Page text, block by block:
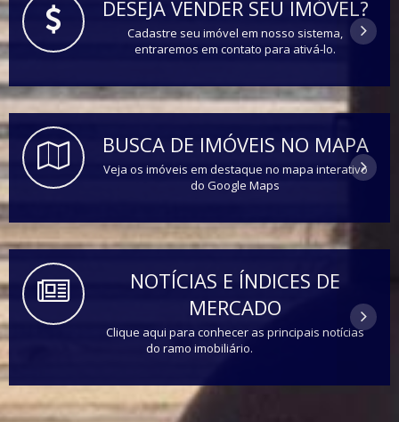
DESEJA VENDER SEU IMÓVEL?
Cadastre seu imóvel em nosso sistema,
entraremos em contato para ativá-lo.
BUSCA DE IMÓVEIS NO MAPA
Veja os imóveis em destaque no mapa interativo
do Google Maps
NOTÍCIAS E ÍNDICES DE
MERCADO
Clique aqui para conhecer as principais notícias
do ramo imobiliário.